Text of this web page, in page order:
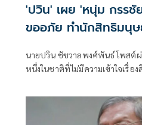
'ปวิน' เผย 'หนุ่ม กรรชั
ขออภัย ทำนักสิทธิมนุ
นายปวิน ชัชวาลพงศ์พันธ์ โพสต์
หนึ่งในชาติที่ไม่มีความเข้าใจเรื่อ